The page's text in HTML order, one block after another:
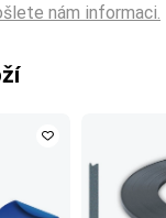
nám informaci.